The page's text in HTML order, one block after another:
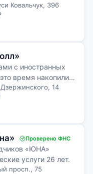
за рубежом.
Ковальчук, 396
с иностранных
время накопили
текстовыми
и
личных
14
Проверено ФНС
«ЮНА»
услуги 26 лет.
просп., 75